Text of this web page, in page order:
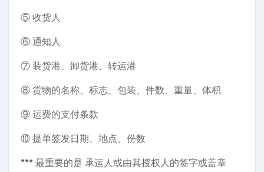
⑤ 收货人
⑥ 通知人
⑦ 装货港、卸货港、转运港
⑧ 货物的名称、标志、包装、件数、重量、体积
⑨ 运费的支付条款
⑩ 提单签发日期、地点、份数
*** 最重要的是 承运人或由其授权人的签字或盖章